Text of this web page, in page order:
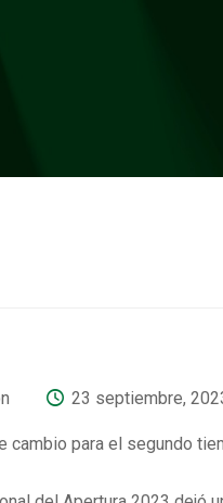
23 septiembre,
cambio para el segundo